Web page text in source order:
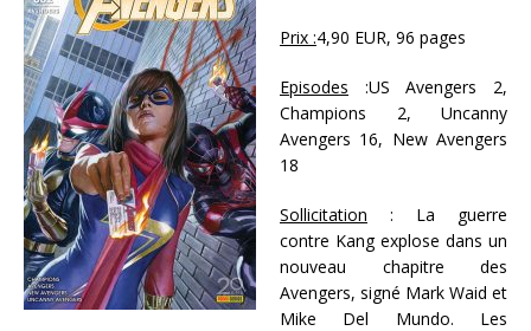
Prix :4,90 EUR, 96 pages
Episodes :US Avengers 2,
Champions 2, Uncanny
Avengers 16, New Avengers
18
Sollicitation : La guerre
contre Kang explose dans un
nouveau chapitre des
Avengers, signé Mark Waid et
Mike Del Mundo. Les